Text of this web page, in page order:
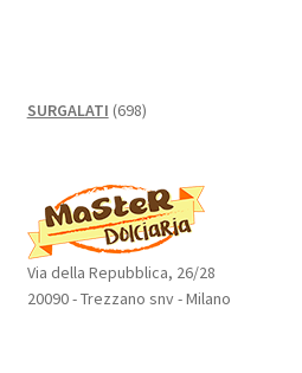
SURGALATI 698698
Via della Repubblica, 26/28
20090 - Trezzano snv - Milano